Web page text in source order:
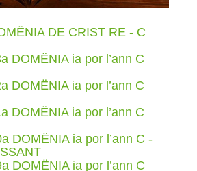
DE CRIST RE - C
DOMËNIA ia por l’ann C
DOMËNIA ia por l’ann C
DOMËNIA ia por l’ann C
DOMËNIA ia por l’ann C -
DOMËNIA ia por l’ann C